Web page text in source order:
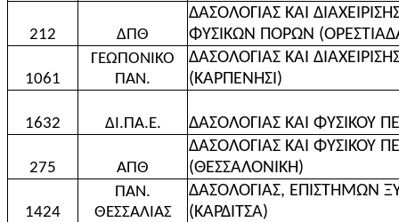
212 ΔΠΘ
ΔΑΣΟΛΟΓΙΑΣ ΚΑΙ
ΦΥΣΙΚΩΝ ΠΟΡΩΝ
1061
ΓΕΩΠΟΝΙΚΟ
ΠΑΝ.
ΔΑΣΟΛΟΓΙΑΣ ΚΑΙ
(ΚΑΡΠΕΝΗΣΙ)
1632 ΔΙ.ΠΑ.Ε. ΔΑΣΟΛΟΓΙΑΣ ΚΑΙ ΦΥΣΙΚΟΥ
275 ΑΠΘ
ΔΑΣΟΛΟΓΙΑΣ ΚΑΙ ΦΥΣΙΚΟΥ
(ΘΕΣΣΑΛΟΝΙΚΗ)
1424
ΠΑΝ.
ΘΕΣΣΑΛΙΑΣ
ΔΑΣΟΛΟΓΙΑΣ, ΕΠΙΣΤΗΜΩΝ
(ΚΑΡΔΙΤΣΑ)